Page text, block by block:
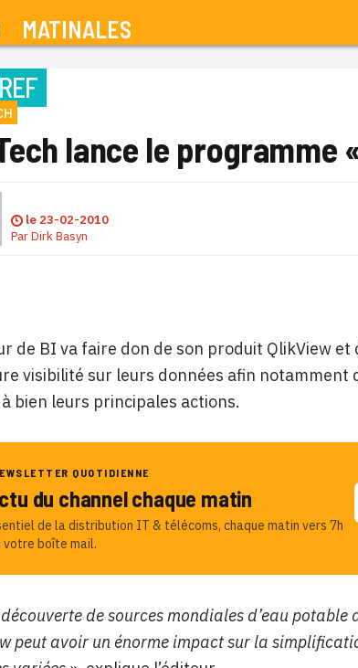
MATINALES
lance le programme
le 23-02-2010
ParDirk Basyn
de BI va faire don de son produit QlikView
visibilité sur leurs données afin
bien leurs principales actions.
QUOTIDIENNE
du channel chaque matin
de la distribution IT & télécoms, chaque matin vers 7h
votre boîte mail.
de sources mondiales d’eau
peut avoir un énorme impact sur la